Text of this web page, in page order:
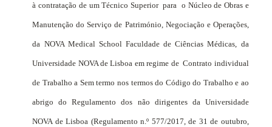
à contratação de um Técnico Superior para o Núcleo de Obras e
Manutenção do Serviço de Património, Negociação e Operações,
da NOVA Medical School Faculdade de Ciências Médicas, da
Universidade NOVA de Lisboa em regime de Contrato individual
de Trabalho a Sem termo nos termos do Código do Trabalho e ao
abrigo do Regulamento dos não dirigentes da Universidade
NOVA de Lisboa (Regulamento n.º 577/2017, de 31 de outubro,